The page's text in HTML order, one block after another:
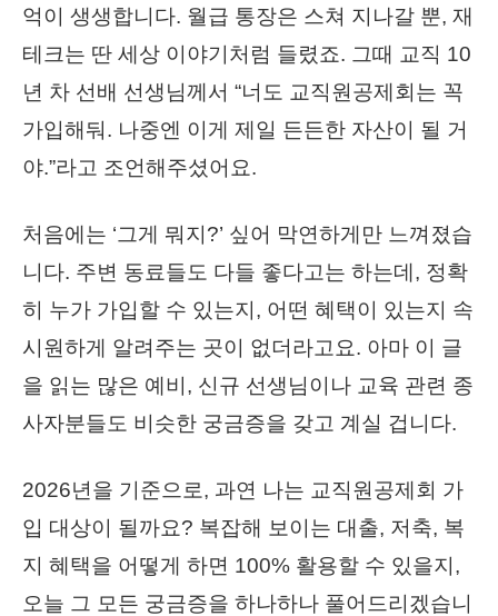
억이 생생합니다. 월급 통장은 스쳐 지나갈 뿐, 재
테크는 딴 세상 이야기처럼 들렸죠. 그때 교직 10
년 차 선배 선생님께서 “너도 교직원공제회는 꼭
가입해둬. 나중엔 이게 제일 든든한 자산이 될 거
야.”라고 조언해주셨어요.
처음에는 ‘그게 뭐지?’ 싶어 막연하게만 느껴졌습
니다. 주변 동료들도 다들 좋다고는 하는데, 정확
히 누가 가입할 수 있는지, 어떤 혜택이 있는지 속
시원하게 알려주는 곳이 없더라고요. 아마 이 글
을 읽는 많은 예비, 신규 선생님이나 교육 관련 종
사자분들도 비슷한 궁금증을 갖고 계실 겁니다.
2026년을 기준으로, 과연 나는 교직원공제회 가
입 대상이 될까요? 복잡해 보이는 대출, 저축, 복
지 혜택을 어떻게 하면 100% 활용할 수 있을지,
오늘 그 모든 궁금증을 하나하나 풀어드리겠습니